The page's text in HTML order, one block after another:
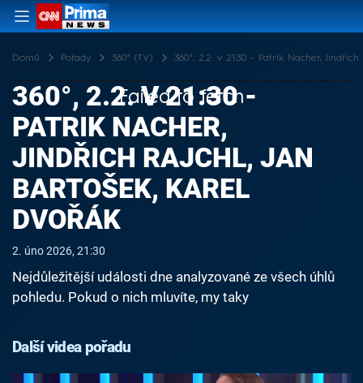
Domů Pořady 360° (TV) 360°, 2.2. v 21:30 - Patrik Nacher,
Failed to fetch
360°, 2.2. V 21:30 -
PATRIK NACHER,
JINDŘICH RAJCHL, JAN
BARTOŠEK, KAREL
DVOŘÁK
2. úno 2026, 21:30
Nejdůležitější události dne analyzované ze všech úhlů
pohledu. Pokud o nich mluvíte, my taky
Další videa pořadu